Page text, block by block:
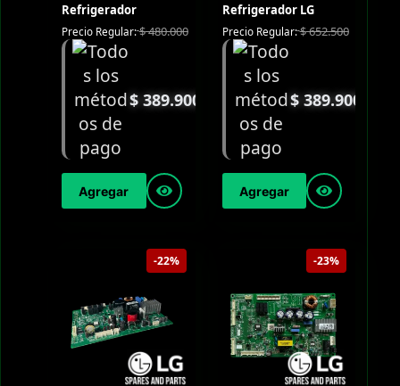
Refrigerador
Precio Regular:$480.000
$389.900
Agregar
Refrigerador LG
Precio Regular:$652.500
$389.900
Agregar
-22% -23%